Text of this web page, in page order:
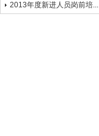
2013年度新进人员岗前培...